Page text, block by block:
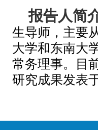
报告人简
生导师，主要
大学和东南大
常务理事。目
研究成果发表